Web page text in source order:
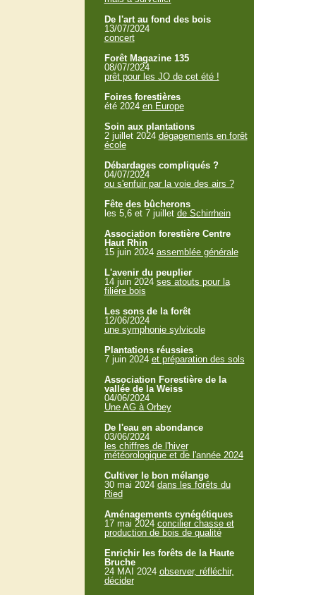
De l'art au fond des bois
13/07/2024
concert
Forêt Magazine 135
08/07/2024
prêt pour les JO de cet été !
Foires forestières
été 2024 en Europe
Soin aux plantations
2 juillet 2024 dégagements en forêt
école
Débardages compliqués ?
04/07/2024
ou s'enfuir par la voie des airs ?
Fête des bûcherons
les 5,6 et 7 juillet de Schirrhein
Association forestière Centre
Haut Rhin
15 juin 2024 assemblée générale
L'avenir du peuplier
14 juin 2024 ses atouts pour la
filière bois
Les sons de la forêt
12/06/2024
une symphonie sylvicole
Plantations réussies
7 juin 2024 et préparation des sols
Association Forestière de la
vallée de la Weiss
04/06/2024
Une AG à Orbey
De l'eau en abondance
03/06/2024
les chiffres de l'hiver
météorologique et de l'année 2024
Cultiver le bon mélange
30 mai 2024 dans les forêts du
Ried
Aménagements cynégétiques
17 mai 2024 concilier chasse et
production de bois de qualité
Enrichir les forêts de la Haute
Bruche
24 MAI 2024 observer, réfléchir,
décider